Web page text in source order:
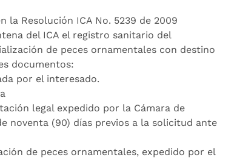
Resolución ICA No. 5239 de 2009
del ICA el registro sanitario del
de peces ornamentales con destino
documentos:
por el interesado.
legal expedido por la Cámara de
noventa (90) días previos a la solicitud ante
de peces ornamentales, expedido por el